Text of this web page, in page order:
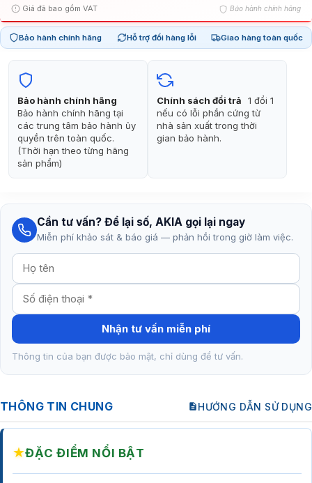
gốc
là:
2.990.000₫.
hiện
tại
là:
2.590.000₫.
Giá đã bao gồm VAT Bảo hành chính hãng
Bảo hành chính hãng Hỗ trợ đổi hàng lỗi Giao hàng toàn quốc
Bảo hành chính hãng
Bảo hành chính hãng tại
các trung tâm bảo hành ủy
quyền trên toàn quốc.
(Thời hạn theo từng hãng
sản phẩm)
Chính sách đổi trả
1 đổi 1
nếu có lỗi phần cứng từ
nhà sản xuất trong thời
gian bảo hành.
Cần tư vấn? Để lại số, AKIA gọi lại ngay
Miễn phí khảo sát & báo giá — phản hồi trong giờ làm việc.
Nhận tư vấn miễn phí
Thông tin của bạn được bảo mật, chỉ dùng để tư vấn.
THÔNG TIN CHUNG HƯỚNG DẪN SỬ DỤNG
★ĐẶC ĐIỂM NỔI BẬT